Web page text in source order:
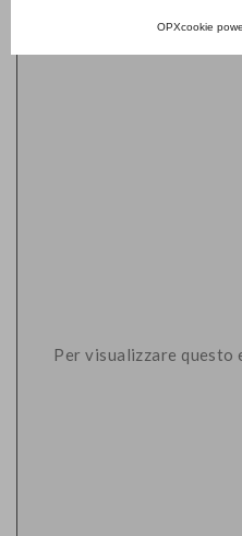
OPXcookie
Per visualizzare questo